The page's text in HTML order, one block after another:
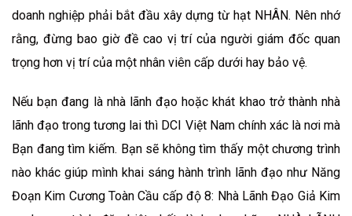
doanh nghiệp phải bắt đầu xây dựng từ hạt NHÂN. Nên nhớ
rằng, đừng bao giờ đề cao vị trí của người giám đốc quan
trọng hơn vị trí của một nhân viên cấp dưới hay bảo vệ.
Nếu bạn đang là nhà lãnh đạo hoặc khát khao trở thành nhà
lãnh đạo trong tương lai thì DCI Việt Nam chính xác là nơi mà
Bạn đang tìm kiếm. Bạn sẽ không tìm thấy một chương trình
nào khác giúp mình khai sáng hành trình lãnh đạo như Năng
Đoạn Kim Cương Toàn Cầu cấp độ 8: Nhà Lãnh Đạo Giả Kim